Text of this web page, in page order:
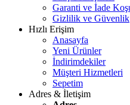
Garanti ve İade
Gizlilik ve Güvenlik
Hızlı Erişim
Anasayfa
Yeni Ürünler
İndirimdekiler
Müşteri Hizmetleri
Sepetim
Adres & İletişim